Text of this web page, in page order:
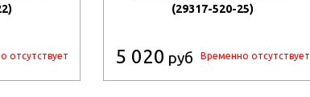
отсутствует
(29317-520-25)
5 020 руб Временно отсутствует